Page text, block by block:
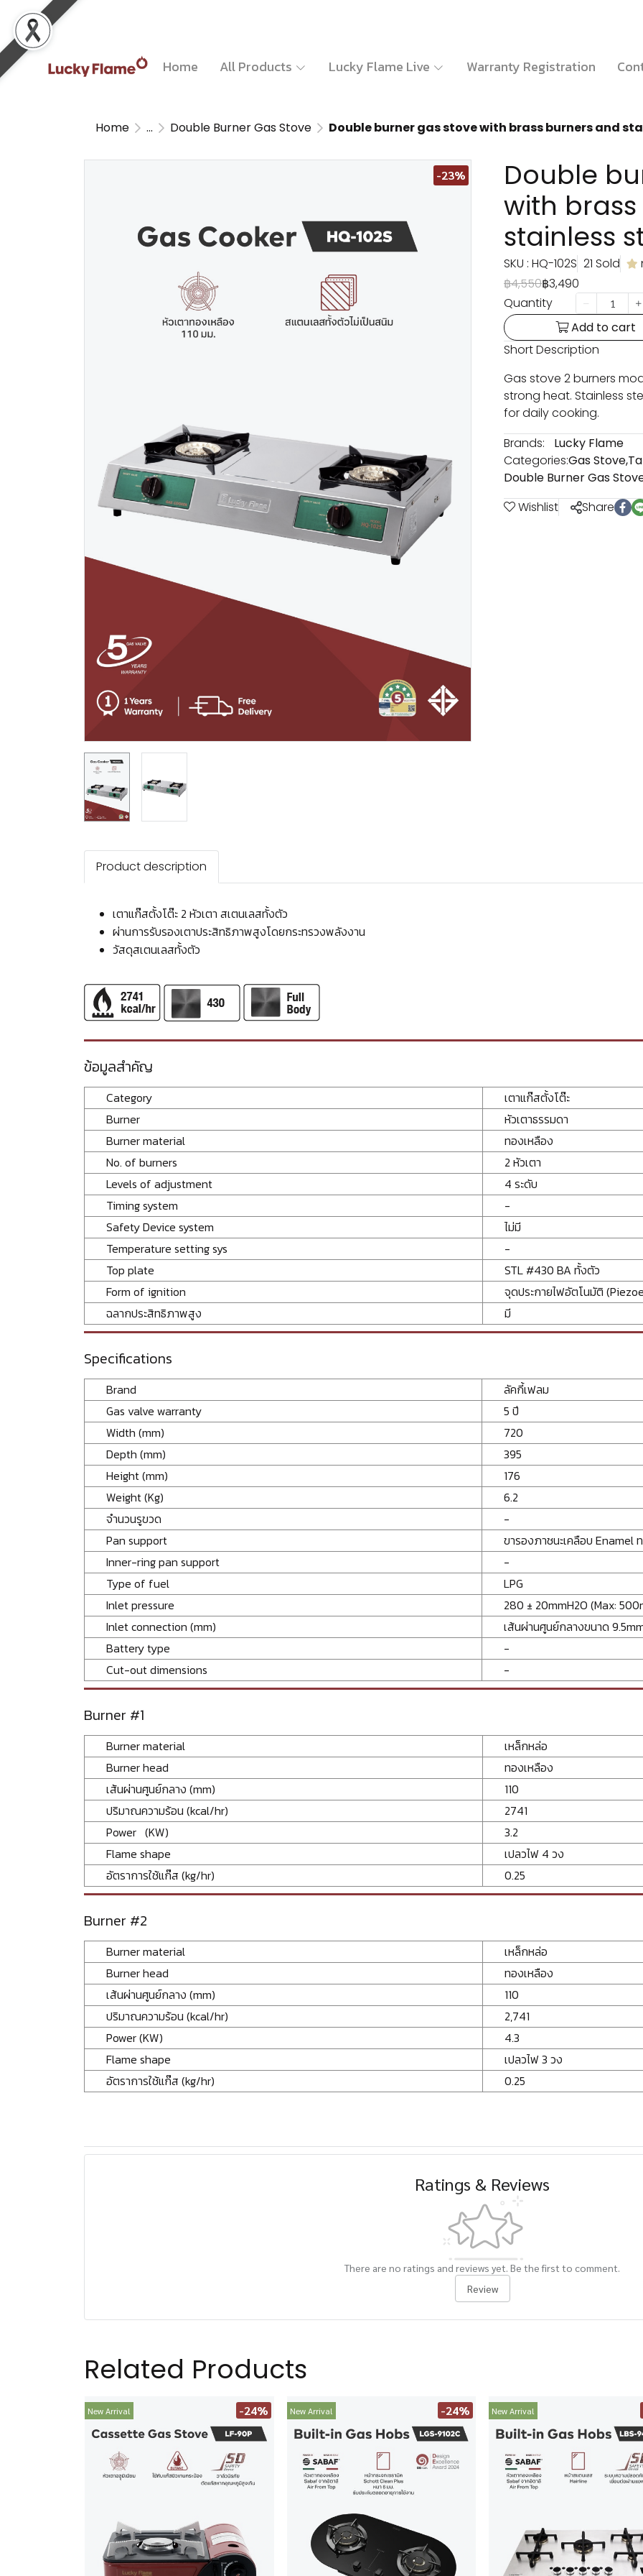
Home All Products Lucky Flame Live Warranty Registration
Home ... Double Burner Gas Stove Double burner gas stove with brass burners and
-23%
Double
with
stainless
SKU : HQ-102S 21 Sold
฿4,550฿3,490
Quantity
Add to cart
Short Description
Gas stove 2 burners
strong heat. Stainless
for daily cooking.
Brands:
Lucky Flame
Categories:Gas Stove,
Double Burner Gas
Wishlist
Share
Product description
เตาแก๊สตั้งโต๊ะ 2 หัวเตา สเตนเลสทั้งตัว
ผ่านการรับรองเตาประสิทธิภาพสูงโดยกระทรวงพลังงาน
วัสดุสเตนเลสทั้งตัว
ข้อมูลสำคัญ
Category
เตาแก๊สตั้งโต๊ะ
Burner
หัวเตาธรรมดา
Burner material
ทองเหลือง
No. of burners
2 หัวเตา
Levels of adjustment
4 ระดับ
Timing system
-
Safety Device system
ไม่มี
Temperature setting sys
-
Top plate
STL #430 BA ทั้งตัว
Form of ignition
จุดประกายไฟอัตโนมัติ
ฉลากประสิทธิภาพสูง
มี
Specifications
Brand
ลัคกี้เฟลม
Gas valve warranty
5 ปี
Width (mm)
720
Depth (mm)
395
Height (mm)
176
Weight (Kg)
6.2
จำนวนรูขวด
-
Pan support
ขารองภาชนะเคลือบ Enamel
Inner-ring pan support
-
Type of fuel
LPG
Inlet pressure
280 ± 20mmH2O (Max:
Inlet connection (mm)
เส้นผ่านศูนย์กลางขนาด
Battery type
-
Cut-out dimensions
-
Burner #1
Burner material
เหล็กหล่อ
Burner head
ทองเหลือง
เส้นผ่านศูนย์กลาง (mm)
110
ปริมาณความร้อน (kcal/hr)
2741
Power (KW)
3.2
Flame shape
เปลวไฟ 4 วง
อัตราการใช้แก๊ส (kg/hr)
0.25
Burner #2
Burner material
เหล็กหล่อ
Burner head
ทองเหลือง
เส้นผ่านศูนย์กลาง (mm)
110
ปริมาณความร้อน (kcal/hr)
2,741
Power (KW)
4.3
Flame shape
เปลวไฟ 3 วง
อัตราการใช้แก๊ส (kg/hr)
0.25
Ratings & Reviews
There are no ratings and reviews yet. Be the first to comment.
Review
Related Products
New Arrival -24% New Arrival -24% New Arrival